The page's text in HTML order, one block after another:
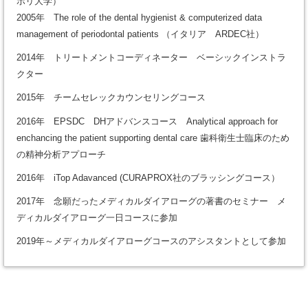
2005年 The role of the dental hygienist & computerized data
management of periodontal patients （イタリア ARDEC社）
2014年 トリートメントコーディネーター ベーシックインストラ
クター
2015年 チームセレックカウンセリングコース
2016年 EPSDC DHアドバンスコース Analytical approach for
enchancing the patient supporting dental care 歯科衛生士臨床のため
の精神分析アプローチ
2016年 iTop Adavanced (CURAPROX社のブラッシングコース）
2017年 念願だったメディカルダイアローグの著書のセミナー メ
ディカルダイアローグ一日コースに参加
2019年～メディカルダイアローグコースのアシスタントとして参加